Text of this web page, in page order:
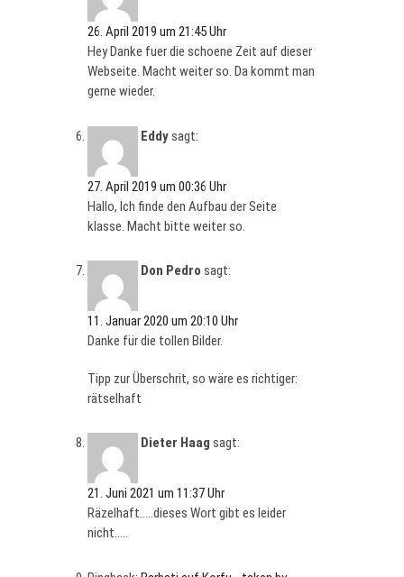
26. April 2019 um 21:45 Uhr
Hey Danke fuer die schoene Zeit auf dieser
Webseite. Macht weiter so. Da kommt man
gerne wieder.
Eddysagt:
27. April 2019 um 00:36 Uhr
Hallo, Ich finde den Aufbau der Seite
klasse. Macht bitte weiter so.
Don Pedro sagt:
11. Januar 2020 um 20:10 Uhr
Danke für die tollen Bilder.
Tipp zur Überschrit, so wäre es richtiger:
rätselhaft
Dieter Haag sagt:
21. Juni 2021 um 11:37 Uhr
Räzelhaft…..dieses Wort gibt es leider
nicht…..